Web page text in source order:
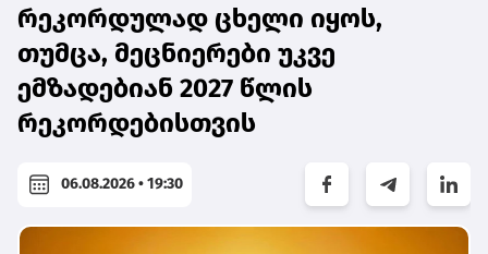
რეკორდულად ცხელი იყოს,
თუმცა, მეცნიერები უკვე
ემზადებიან 2027 წლის
რეკორდებისთვის
06.08.2026 • 19:30